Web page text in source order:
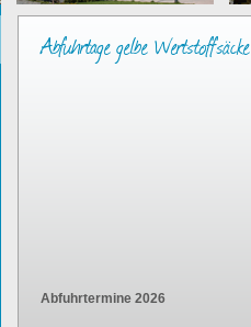
Abfuhrtage gelbe Wertstoffsäcke
Abfuhrtermine 2026